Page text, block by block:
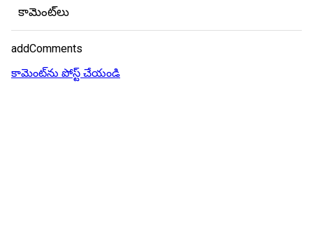
కామెంట్‌లు
addComments
కామెంట్‌ను పోస్ట్ చేయండి